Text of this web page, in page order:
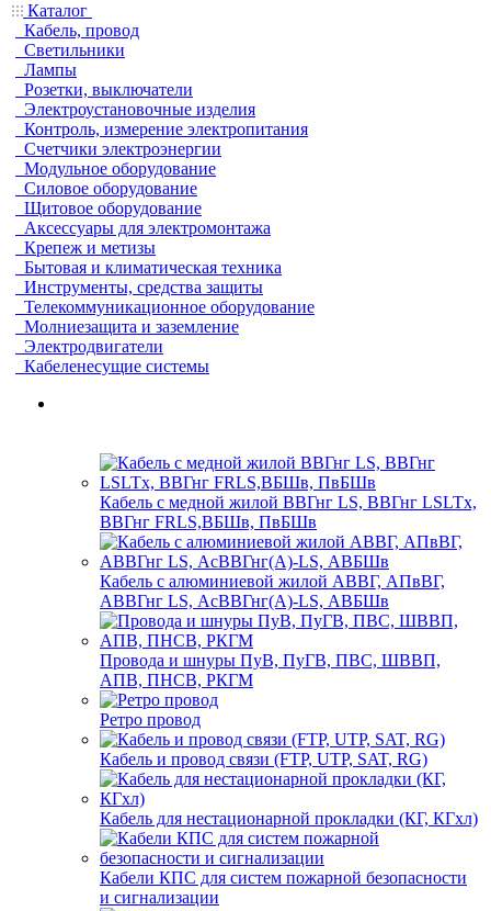
Каталог
Кабель, провод
Светильники
Лампы
Розетки, выключатели
Электроустановочные изделия
Контроль, измерение электропитания
Счетчики электроэнергии
Модульное оборудование
Силовое оборудование
Щитовое оборудование
Аксессуары для электромонтажа
Крепеж и метизы
Бытовая и климатическая техника
Инструменты, средства защиты
Телекоммуникационное оборудование
Молниезащита и заземление
Электродвигатели
Кабеленесущие системы
Кабель с медной жилой ВВГнг LS, ВВГнг LSLTx,
ВВГнг FRLS,ВБШв, ПвБШв
Кабель с алюминиевой жилой АВВГ, АПвВГ,
АВВГнг LS, АсВВГнг(А)-LS, АВБШв
Провода и шнуры ПуВ, ПуГВ, ПВС, ШВВП,
АПВ, ПНСВ, РКГМ
Ретро провод
Кабель и провод связи (FTP, UTP, SAT, RG)
Кабель для нестационарной прокладки (КГ, КГхл)
Кабели КПС для систем пожарной безопасности
и сигнализации